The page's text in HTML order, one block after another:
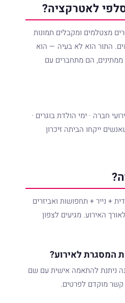
לאטרקציה?
מצטלמים ומקבלים תמונות
התור הוא לא בעיה — הוא
הם מתחברים עם
חברה · ימי הולדת בוגרים ·
ייקחו הביתה זיכרון
+ נייר + תחפושות ואביזרים
האירוע. מגיעים לצפון
המסגרת לאירוע?
ניתנת להתאמה אישית עם שם
קשר מוקדם לפרטים.